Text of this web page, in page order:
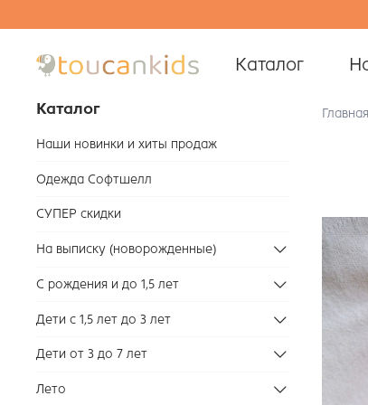
Каталог
Главная
Каталог
Наши новинки и хиты продаж
Одежда Софтшелл
СУПЕР скидки
На выписку (новорожденные)
С рождения и до 1,5 лет
Дети с 1,5 лет до 3 лет
Дети от 3 до 7 лет
Лето